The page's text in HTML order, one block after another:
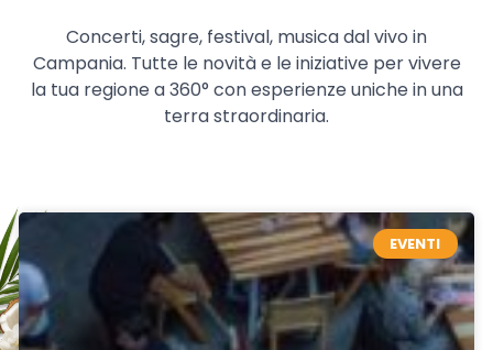
Concerti, sagre, festival, musica dal vivo in
Campania. Tutte le novità e le iniziative per vivere
la tua regione a 360° con esperienze uniche in una
terra straordinaria.
EVENTI